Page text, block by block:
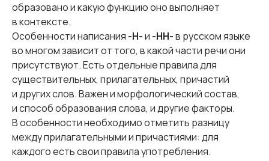
образовано и какую функцию оно выполняет
в контексте.
Особенности написания -Н-и -НН-в русском языке
во многом зависит от того, в какой части речи они
присутствуют. Есть отдельные правила для
существительных, прилагательных, причастий
и других слов. Важен и морфологический состав,
и способ образования слова, и другие факторы.
В особенности необходимо отметить разницу
между прилагательными и причастиями: для
каждого есть свои правила употребления.